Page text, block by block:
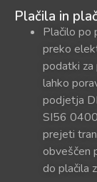
Plačila in
Plačilo po
preko
podatki za
lahko
podjetja
SI56
prejeti
obveščen
do plačila